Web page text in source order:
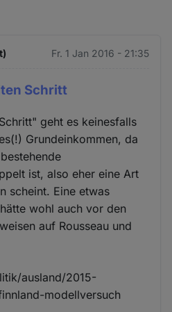
Fr. 1 Jan 2016 - 21:35
Schritt
geht es keinesfalls
Grundeinkommen, da
ist, also eher eine Art
scheint. Eine etwas
wohl auch vor den
auf Rousseau und
ausland/2015-
modellversuch